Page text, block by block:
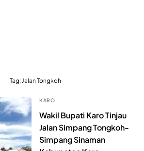
Tag: Jalan Tongkoh
KARO
Wakil Bupati Karo Tinjau
Jalan Simpang Tongkoh-
Simpang Sinaman